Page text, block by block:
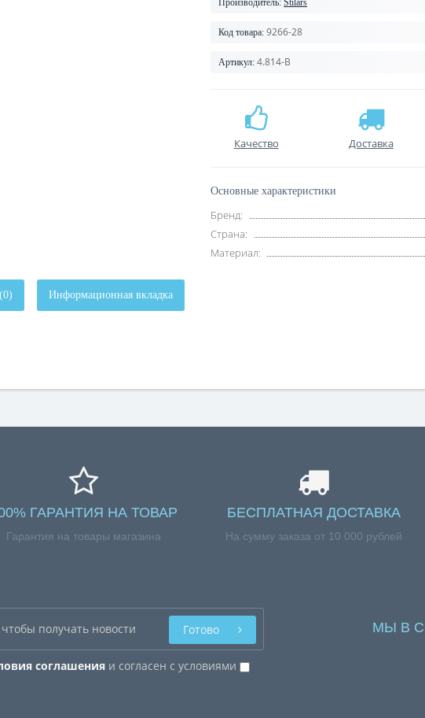
Производитель: Stilars
Код товара: 9266-28
Артикул: 4.814-В
Качество Доставка
Основные характеристики
Бренд:
Страна:
Материал:
Информационная вкладка
ГАРАНТИЯ НА ТОВАР
Гарантия на товары магазина
БЕСПЛАТНАЯ ДОСТАВКА
На сумму заказа от 10 000 рублей
соглашенияи согласен с условиями
Готово МЫ В